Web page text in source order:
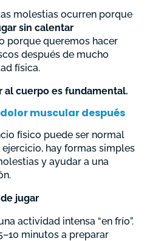
molestias ocurren porque
sin calentar
porque queremos hacer
después de mucho
física.
al cuerpo es fundamental.
dolor muscular después
físico puede ser normal
hay formas simples
y ayudar a una
jugar
actividad intensa “en frío”.
minutos a preparar